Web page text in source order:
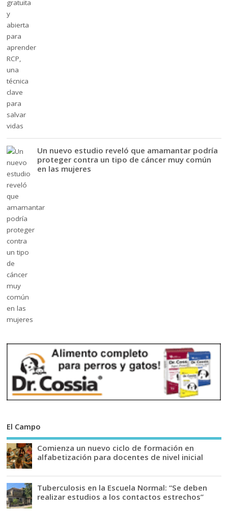
Un nuevo estudio reveló que amamantar podría
proteger contra un tipo de cáncer muy común
en las mujeres
El Campo
Comienza un nuevo ciclo de formación en
alfabetización para docentes de nivel inicial
Tuberculosis en la Escuela Normal: “Se deben
realizar estudios a los contactos estrechos”